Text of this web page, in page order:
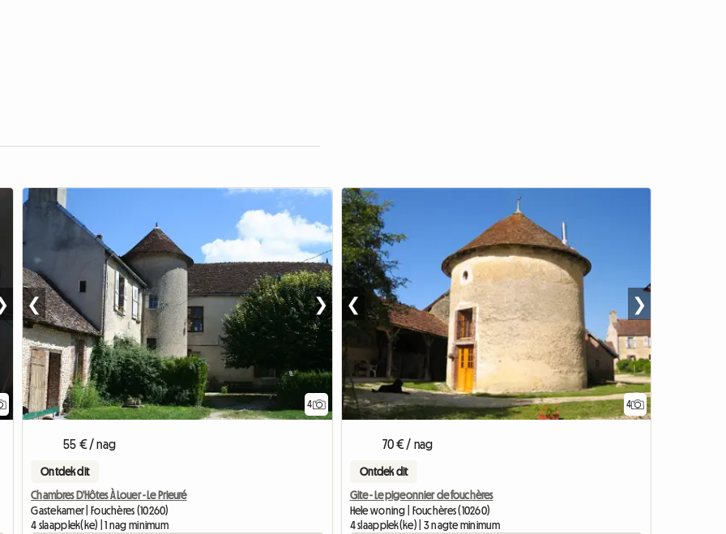
4
❮ ❯
55 € / nag
Ontdek dit
Chambres D'Hôtes À Louer - Le Prieuré
Gastekamer | Fouchères (10260)
4 slaapplek(ke) | 1 nag minimum
4
❮ ❯
70 € / nag
Ontdek dit
Gite - Le pigeonnier de fouchères
Hele woning | Fouchères (10260)
4 slaapplek(ke) | 3 nagte minimum